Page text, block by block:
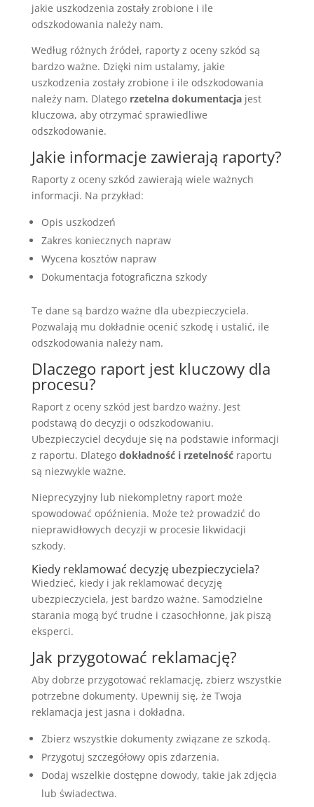
jakie uszkodzenia zostały zrobione i ile
odszkodowania należy nam.
Według różnych źródeł, raporty z oceny szkód są
bardzo ważne. Dzięki nim ustalamy, jakie
uszkodzenia zostały zrobione i ile odszkodowania
należy nam. Dlatego rzetelna dokumentacjajest
kluczowa, aby otrzymać sprawiedliwe
odszkodowanie.
Jakie informacje zawierają raporty?
Raporty z oceny szkód zawierają wiele ważnych
informacji. Na przykład:
Opis uszkodzeń
Zakres koniecznych napraw
Wycena kosztów napraw
Dokumentacja fotograficzna szkody
Te dane są bardzo ważne dla ubezpieczyciela.
Pozwalają mu dokładnie ocenić szkodę i ustalić, ile
odszkodowania należy nam.
Dlaczego raport jest kluczowy dla
procesu?
Raport z oceny szkód jest bardzo ważny. Jest
podstawą do decyzji o odszkodowaniu.
Ubezpieczyciel decyduje się na podstawie informacji
z raportu. Dlatego dokładność i rzetelnośćraportu
są niezwykle ważne.
Nieprecyzyjny lub niekompletny raport może
spowodować opóźnienia. Może też prowadzić do
nieprawidłowych decyzji w procesie likwidacji
szkody.
Kiedy reklamować decyzję ubezpieczyciela?
Wiedzieć, kiedy i jak reklamować decyzję
ubezpieczyciela, jest bardzo ważne. Samodzielne
starania mogą być trudne i czasochłonne, jak piszą
eksperci.
Jak przygotować reklamację?
Aby dobrze przygotować reklamację, zbierz wszystkie
potrzebne dokumenty. Upewnij się, że Twoja
reklamacja jest jasna i dokładna.
Zbierz wszystkie dokumenty związane ze szkodą.
Przygotuj szczegółowy opis zdarzenia.
Dodaj wszelkie dostępne dowody, takie jak zdjęcia
lub świadectwa.